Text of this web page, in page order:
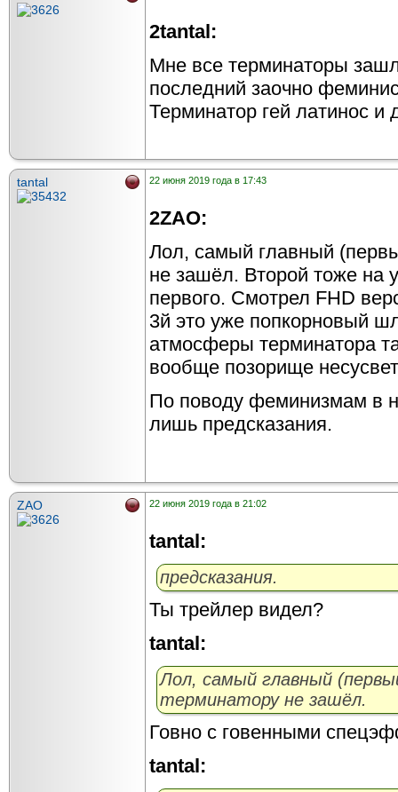
2tantal:
Мне все терминаторы
последний заочно
Терминатор гей латинос
tantal 22 июня 2019 года в 17:43
2ZAO:
Лол, самый главный
не зашёл. Второй тоже на
первого. Смотрел FHD
3й это уже попкорновый
атмосферы терминатора
вообще позорище
По поводу феминизмам в
лишь предсказания.
ZAO 22 июня 2019 года в 21:02
tantal:
предсказания.
Ты трейлер видел?
tantal:
Лол, самый главный
терминатору не зашёл.
Говно с говенными
tantal: